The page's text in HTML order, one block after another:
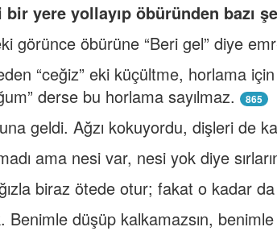
yere yollayıp öbüründen bazı
görünce öbürüne “Beri gel” diye
“ceğiz” eki küçültme, horlama
derse bu horlama sayılmaz.
865
geldi. Ağzı kokuyordu, dişleri de
ama nesi var, nesi yok diye
biraz ötede otur; fakat o kadar
düşüp kalkamazsın,